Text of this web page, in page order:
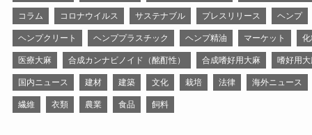
コラム コロナウイルス サステナブル プレスリリース ヘンプ
ヘンプクリート ヘンププラスチック ヘンプ精油 マーケット
医療大麻 合成カンナビノイド（酩酊性） 合成嗜好用大麻 嗜好用
国内ニュース 建材 建築 文化 栽培 法律 海外ニュース
繊維 衣類 農業 食品 飼料